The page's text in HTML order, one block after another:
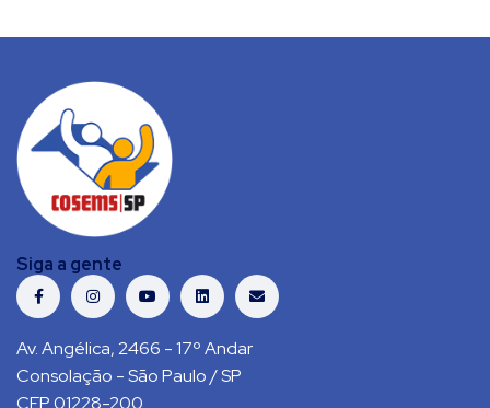
Siga a gente
Av. Angélica, 2466 - 17º Andar
Consolação - São Paulo / SP
CEP 01228-200